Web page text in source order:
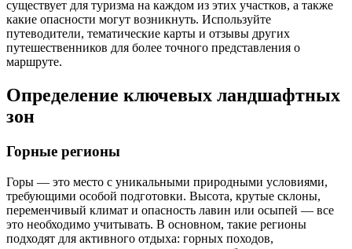
существует для туризма на каждом из этих участков, а также
какие опасности могут возникнуть. Используйте
путеводители, тематические карты и отзывы других
путешественников для более точного представления о
маршруте.
Определение ключевых ландшафтных
зон
Горные регионы
Горы — это место с уникальными природными условиями,
требующими особой подготовки. Высота, крутые склоны,
переменчивый климат и опасность лавин или осыпей — все
это необходимо учитывать. В основном, такие регионы
подходят для активного отдыха: горных походов,